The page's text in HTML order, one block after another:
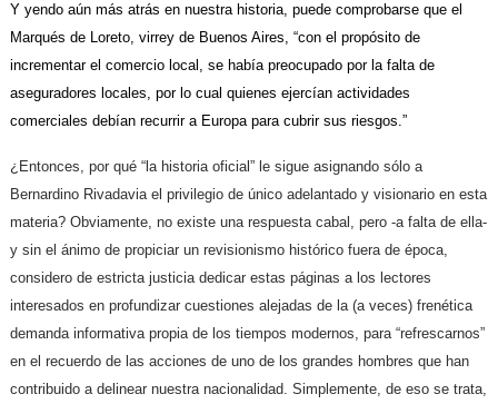
Y yendo aún más atrás en nuestra historia, puede comprobarse que el
Marqués de Loreto, virrey de Buenos Aires, “con el propósito de
incrementar el comercio local, se había preocupado por la falta de
aseguradores locales, por lo cual quienes ejercían actividades
comerciales debían recurrir a Europa para cubrir sus riesgos.”
¿Entonces, por qué “la historia oficial” le sigue asignando sólo a
Bernardino Rivadavia el privilegio de único adelantado y visionario en esta
materia? Obviamente, no existe una respuesta cabal, pero -a falta de ella-
y sin el ánimo de propiciar un revisionismo histórico fuera de época,
considero de estricta justicia dedicar estas páginas a los lectores
interesados en profundizar cuestiones alejadas de la (a veces) frenética
demanda informativa propia de los tiempos modernos, para “refrescarnos”
en el recuerdo de las acciones de uno de los grandes hombres que han
contribuido a delinear nuestra nacionalidad. Simplemente, de eso se trata,